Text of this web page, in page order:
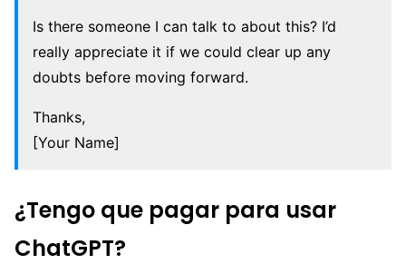
Is there someone I can talk to about this? I’d
really appreciate it if we could clear up any
doubts before moving forward.
Thanks,
[Your Name]
¿Tengo que pagar para usar
ChatGPT?